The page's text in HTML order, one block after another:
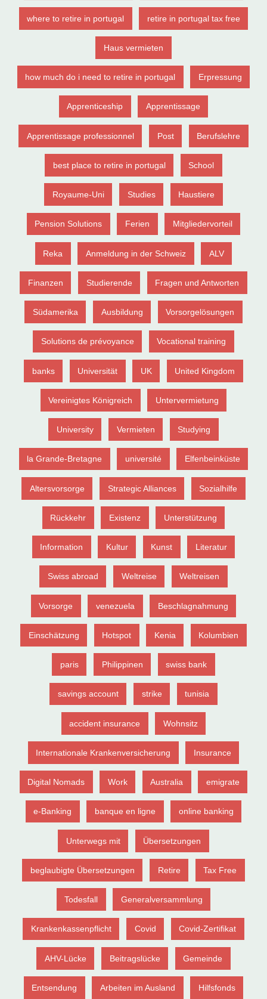
where to retire in portugal retire in portugal tax free
Haus vermieten
how much do i need to retire in portugal Erpressung
Apprenticeship Apprentissage
Apprentissage professionnel Post Berufslehre
best place to retire in portugal School
Royaume-Uni Studies Haustiere
Pension Solutions Ferien Mitgliedervorteil
Reka Anmeldung in der Schweiz ALV
Finanzen Studierende Fragen und Antworten
Südamerika Ausbildung Vorsorgelösungen
Solutions de prévoyance Vocational training
banks Universität UK United Kingdom
Vereinigtes Königreich Untervermietung
University Vermieten Studying
la Grande-Bretagne université Elfenbeinküste
Altersvorsorge Strategic Alliances Sozialhilfe
Rückkehr Existenz Unterstützung
Information Kultur Kunst Literatur
Swiss abroad Weltreise Weltreisen
Vorsorge venezuela Beschlagnahmung
Einschätzung Hotspot Kenia Kolumbien
paris Philippinen swiss bank
savings account strike tunisia
accident insurance Wohnsitz
Internationale Krankenversicherung Insurance
Digital Nomads Work Australia emigrate
e-Banking banque en ligne online banking
Unterwegs mit Übersetzungen
beglaubigte Übersetzungen Retire Tax Free
Todesfall Generalversammlung
Krankenkassenpflicht Covid Covid-Zertifikat
AHV-Lücke Beitragslücke Gemeinde
Entsendung Arbeiten im Ausland Hilfsfonds